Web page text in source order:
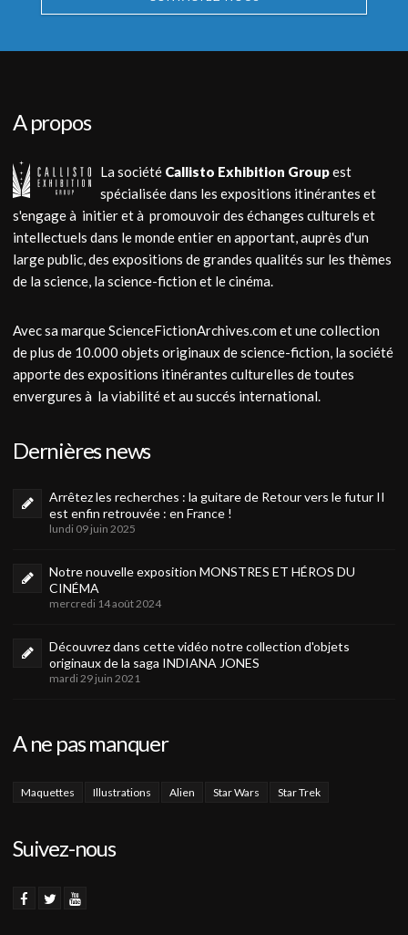
A propos
La société Callisto Exhibition Groupest
spécialisée dans les expositions itinérantes et
s'engage à initier et à promouvoir des échanges culturels et
intellectuels dans le monde entier en apportant, auprès d'un
large public, des expositions de grandes qualités sur les thèmes
de la science, la science-fiction et le cinéma.
Avec sa marque ScienceFictionArchives.com et une collection
de plus de 10.000 objets originaux de science-fiction, la société
apporte des expositions itinérantes culturelles de toutes
envergures à la viabilité et au succés international.
Dernières news
Arrêtez les recherches : la guitare de Retour vers le futur II
est enfin retrouvée : en France !
lundi 09 juin 2025
Notre nouvelle exposition MONSTRES ET HÉROS DU
CINÉMA
mercredi 14 août 2024
Découvrez dans cette vidéo notre collection d'objets
originaux de la saga INDIANA JONES
mardi 29 juin 2021
A ne pas manquer
Maquettes Illustrations Alien Star Wars Star Trek
Suivez-nous